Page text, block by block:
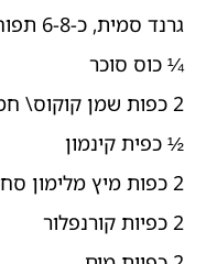
גרנד סמית, כ-6-8 תפוחים)*
¼ כוס סוכר
2 כפות שמן קוקוס\ חמאה (כ-25 גרם)
½ כפית קינמון
2 כפות מיץ מלימון סחוט
2 כפיות קורנפלור